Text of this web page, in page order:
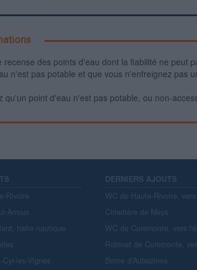
recense des points d'eau dont la fiabilité ne peut
n'est pas potable et que vous n'enfreignez pas
qu'un point d'eau n'est pas potable, ou non-
Rivoire
Arroux
halte nautique
les-Vignes
DERNIERS AJOUTS
WC de Haute-Rivoire, vers
Cimetière de Meys
WC de Curemonte, vers
Robinet de Curemonte,
Borne d'Aubazines